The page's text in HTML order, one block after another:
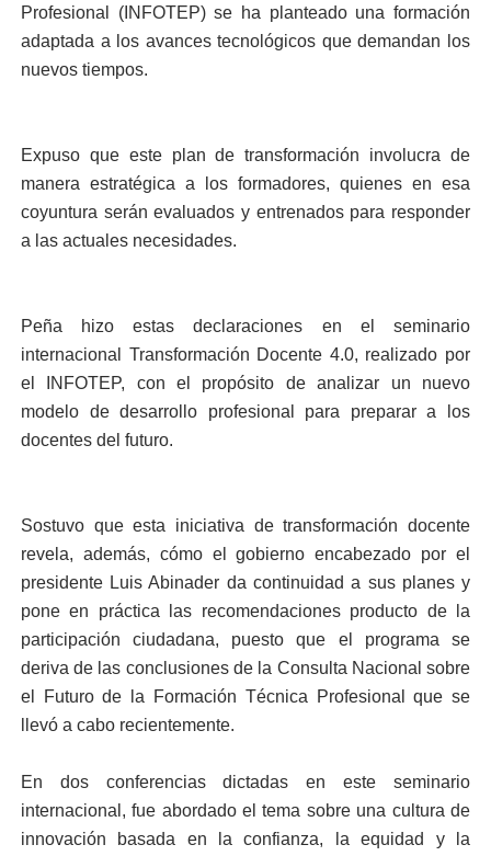
Profesional (INFOTEP) se ha planteado una formación
adaptada a los avances tecnológicos que demandan los
nuevos tiempos.
Expuso que este plan de transformación involucra de
manera estratégica a los formadores, quienes en esa
coyuntura serán evaluados y entrenados para responder
a las actuales necesidades.
Peña hizo estas declaraciones en el seminario
internacional Transformación Docente 4.0, realizado por
el INFOTEP, con el propósito de analizar un nuevo
modelo de desarrollo profesional para preparar a los
docentes del futuro.
Sostuvo que esta iniciativa de transformación docente
revela, además, cómo el gobierno encabezado por el
presidente Luis Abinader da continuidad a sus planes y
pone en práctica las recomendaciones producto de la
participación ciudadana, puesto que el programa se
deriva de las conclusiones de la Consulta Nacional sobre
el Futuro de la Formación Técnica Profesional que se
llevó a cabo recientemente.
En dos conferencias dictadas en este seminario
internacional, fue abordado el tema sobre una cultura de
innovación basada en la confianza, la equidad y la